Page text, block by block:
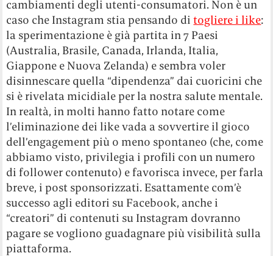
cambiamenti degli utenti-consumatori. Non è un
caso che Instagram stia pensando ditogliere i like:
la sperimentazione è già partita in 7 Paesi
(Australia, Brasile, Canada, Irlanda, Italia,
Giappone e Nuova Zelanda) e sembra voler
disinnescare quella “dipendenza” dai cuoricini che
si è rivelata micidiale per la nostra salute mentale.
In realtà, in molti hanno fatto notare come
l’eliminazione dei like vada a sovvertire il gioco
dell’engagement più o meno spontaneo (che, come
abbiamo visto, privilegia i profili con un numero
di follower contenuto) e favorisca invece, per farla
breve, i post sponsorizzati. Esattamente com’è
successo agli editori su Facebook, anche i
“creatori” di contenuti su Instagram dovranno
pagare se vogliono guadagnare più visibilità sulla
piattaforma.